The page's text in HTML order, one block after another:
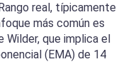
real, típicamente
más común es
que implica el
(EMA) de 14